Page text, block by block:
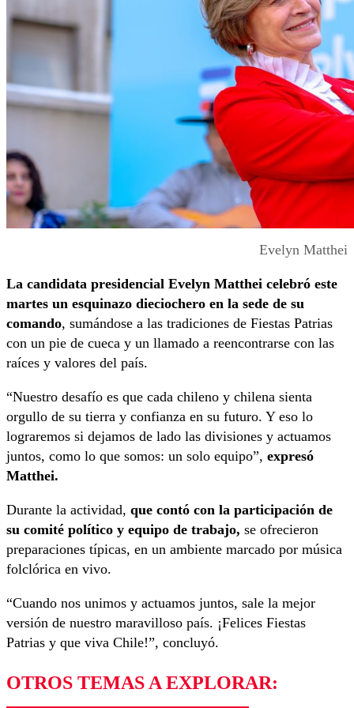
Evelyn Matthei
La candidata presidencial Evelyn Matthei celebró este
martes un esquinazo dieciochero en la sede de su
comando, sumándose a las tradiciones de Fiestas Patrias
con un pie de cueca y un llamado a reencontrarse con las
raíces y valores del país.
“Nuestro desafío es que cada chileno y chilena sienta
orgullo de su tierra y confianza en su futuro. Y eso lo
lograremos si dejamos de lado las divisiones y actuamos
juntos, como lo que somos: un solo equipo”, expresó
Matthei.
Durante la actividad, que contó con la participación de
su comité político y equipo de trabajo, se ofrecieron
preparaciones típicas, en un ambiente marcado por música
folclórica en vivo.
“Cuando nos unimos y actuamos juntos, sale la mejor
versión de nuestro maravilloso país. ¡Felices Fiestas
Patrias y que viva Chile!”, concluyó.
OTROS TEMAS A EXPLORAR: